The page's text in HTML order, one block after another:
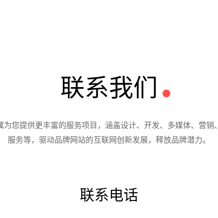
联系我们
为您提供更丰富的服务项目，涵盖设计、开发、多媒体、营销
服务等，驱动品牌网站的互联网创新发展，释放品牌潜力。
联系电话